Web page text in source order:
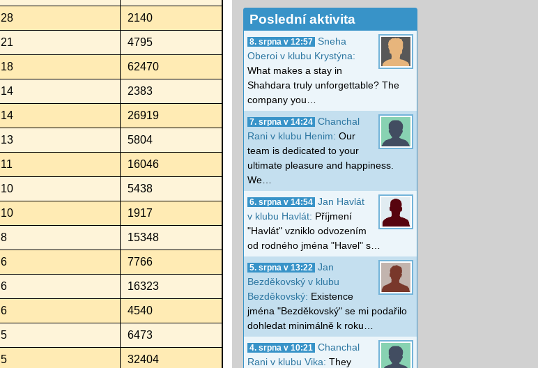
28 2140
21 4795
18 62470
14 2383
14 26919
13 5804
11 16046
10 5438
10 1917
8 15348
6 7766
6 16323
6 4540
5 6473
5 32404
Poslední aktivita
8. srpna v 12:57
Sneha
Oberoi v klubu Krystýna:
What makes a stay in
Shahdara truly unforgettable? The
company you…
7. srpna v 14:24 Chanchal
Rani v klubu Henim: Our
team is dedicated to your
ultimate pleasure and happiness.
We…
6. srpna v 14:54 Jan Havlát
v klubu Havlát: Příjmení
"Havlát" vzniklo odvozením
od rodného jména "Havel" s…
5. srpna v 13:22
Jan
Bezděkovský v klubu
Bezděkovský: Existence
jména "Bezděkovský" se mi podařilo
dohledat minimálně k roku…
4. srpna v 10:21
Chanchal
Rani v klubu Vika: They